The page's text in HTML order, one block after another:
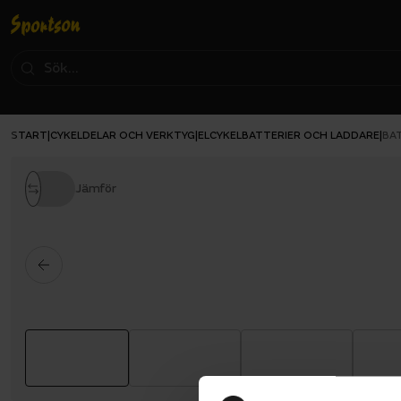
START CYKELDELAR OCH VERKTYG ELCYKELBATTERIER OCH LADDARE
Jämför